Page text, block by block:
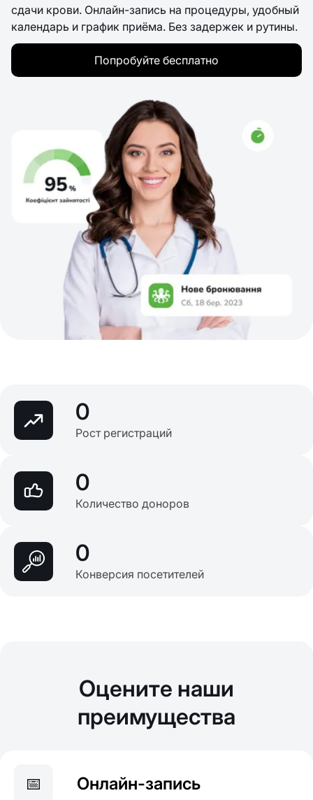
сдачи крови. Онлайн-запись на процедуры, удобный
календарь и график приёма. Без задержек и рутины.
Попробуйте бесплатно
0
Рост регистраций
0
Количество доноров
0
Конверсия посетителей
Оцените наши
преимущества
📅 Онлайн-запись